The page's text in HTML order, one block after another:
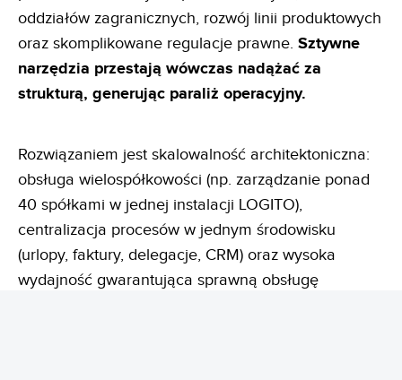
oddziałów zagranicznych, rozwój linii produktowych
oraz skomplikowane regulacje prawne. Sztywne
narzędzia przestają wówczas nadążać za
strukturą, generując paraliż operacyjny.
Rozwiązaniem jest skalowalność architektoniczna:
obsługa wielospółkowości (np. zarządzanie ponad
40 spółkami w jednej instalacji LOGITO),
centralizacja procesów w jednym środowisku
(urlopy, faktury, delegacje, CRM) oraz wysoka
wydajność gwarantująca sprawną obsługę